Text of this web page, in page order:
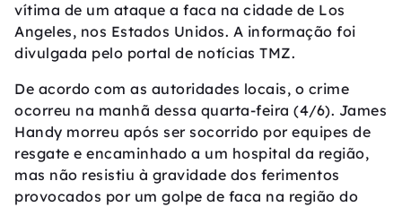
vítima de um ataque a faca na cidade de Los
Angeles, nos Estados Unidos. A informação foi
divulgada pelo portal de notícias TMZ.
De acordo com as autoridades locais, o crime
ocorreu na manhã dessa quarta-feira (4/6). James
Handy morreu após ser socorrido por equipes de
resgate e encaminhado a um hospital da região,
mas não resistiu à gravidade dos ferimentos
provocados por um golpe de faca na região do